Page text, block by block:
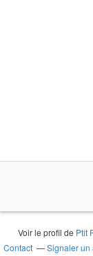
Voir le profil de Ptit
Contact
Signaler un